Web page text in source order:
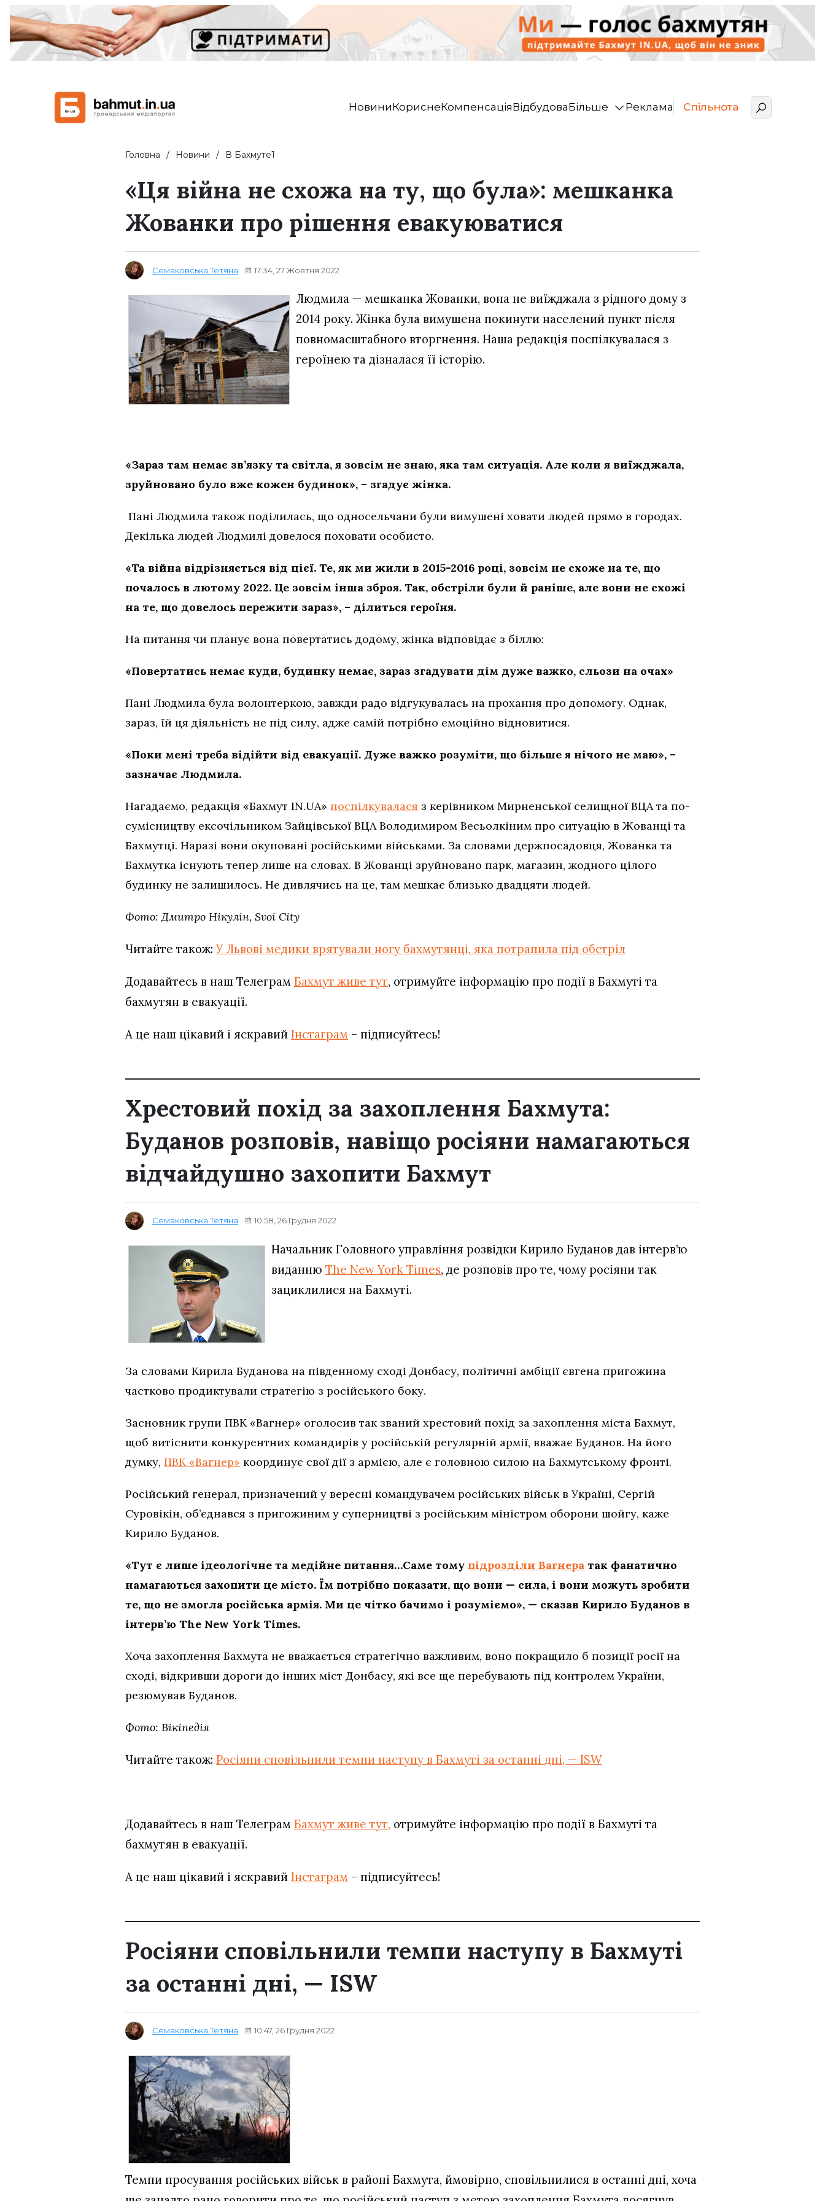
НовиниКориснеКомпенсаціяВідбудоваБільше Реклама Спільнота
Головна Новини В Бахмуте1
«Ця війна не схожа на ту, що була»: мешканка
Жованки про рішення евакуюватися
Семаковська Тетяна 17:34, 27 Жовтня 2022
Людмила — мешканка Жованки, вона не виїжджала з рідного дому з
2014 року. Жінка була вимушена покинути населений пункт після
повномасштабного вторгнення. Наша редакція поспілкувалася з
героїнею та дізналася її історію.
«Зараз там немає зв’язку та світла, я зовсім не знаю, яка там ситуація. Але коли я виїжджала,
зруйновано було вже кожен будинок», – згадує жінка.
Пані Людмила також поділилась, що односельчани були вимушені ховати людей прямо в городах.
Декілька людей Людмилі довелося поховати особисто.
«Та війна відрізняється від цієї. Те, як ми жили в 2015-2016 році, зовсім не схоже на те, що
почалось в лютому 2022. Це зовсім інша зброя. Так, обстріли були й раніше, але вони не схожі
на те, що довелось пережити зараз», – ділиться героїня.
На питання чи планує вона повертатись додому, жінка відповідає з біллю:
«Повертатись немає куди, будинку немає, зараз згадувати дім дуже важко, сльози на очах»
Пані Людмила була волонтеркою, завжди радо відгукувалась на прохання про допомогу. Однак,
зараз, їй ця діяльність не під силу, адже самій потрібно емоційно відновитися.
«Поки мені треба відійти від евакуації. Дуже важко розуміти, що більше я нічого не маю», –
зазначає Людмила.
Нагадаємо, редакція «Бахмут IN.UA» поспілкувалася з керівником Мирненської селищної ВЦА та по-
сумісництву ексочільником Зайцівської ВЦА Володимиром Весьолкіним про ситуацію в Жованці та
Бахмутці. Наразі вони окуповані російськими військами. За словами держпосадовця, Жованка та
Бахмутка існують тепер лише на словах. В Жованці зруйновано парк, магазин, жодного цілого
будинку не залишилось. Не дивлячись на це, там мешкає близько двадцяти людей.
Фото: Дмитро Нікулін, Svoi City
Читайте також: У Львові медики врятували ногу бахмутянці, яка потрапила під обстріл
Додавайтесь в наш Телеграм Бахмут живе тут, отримуйте інформацію про події в Бахмуті та
бахмутян в евакуації.
А це наш цікавий і яскравий Інстаграм – підписуйтесь!
Хрестовий похід за захоплення Бахмута:
Буданов розповів, навіщо росіяни намагаються
відчайдушно захопити Бахмут
Семаковська Тетяна 10:58, 26 Грудня 2022
Начальник Головного управління розвідки Кирило Буданов дав інтерв’ю
виданню The New York Times, де розповів про те, чому росіяни так
зациклилися на Бахмуті.
За словами Кирила Буданова на південному сході Донбасу, політичні амбіції євгена пригожина
частково продиктували стратегію з російського боку.
Засновник групи ПВК «Вагнер» оголосив так званий хрестовий похід за захоплення міста Бахмут,
щоб витіснити конкурентних командирів у російській регулярній армії, вважає Буданов. На його
думку, ПВК «Вагнер» координує свої дії з армією, але є головною силою на Бахмутському фронті.
Російський генерал, призначений у вересні командувачем російських військ в Україні, Сергій
Суровікін, об’єднався з пригожиним у суперництві з російським міністром оборони шойгу, каже
Кирило Буданов.
«Тут є лише ідеологічне та медійне питання…Саме тому підрозділи Вагнера так фанатично
намагаються захопити це місто. Їм потрібно показати, що вони — сила, і вони можуть зробити
те, що не змогла російська армія. Ми це чітко бачимо і розуміємо», — сказав Кирило Буданов в
інтерв’ю The New York Times.
Хоча захоплення Бахмута не вважається стратегічно важливим, воно покращило б позиції росії на
сході, відкривши дороги до інших міст Донбасу, які все ще перебувають під контролем України,
резюмував Буданов.
Фото: Вікіпедія
Читайте також: Росіяни сповільнили темпи наступу в Бахмуті за останні дні, — ISW
Додавайтесь в наш Телеграм Бахмут живе тут, отримуйте інформацію про події в Бахмуті та
бахмутян в евакуації.
А це наш цікавий і яскравий Інстаграм – підписуйтесь!
Росіяни сповільнили темпи наступу в Бахмуті
за останні дні, — ISW
Семаковська Тетяна 10:47, 26 Грудня 2022
Темпи просування російських військ в районі Бахмута, ймовірно, сповільнилися в останні дні, хоча